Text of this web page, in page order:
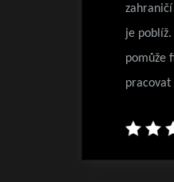
je
pomůže
pracovat